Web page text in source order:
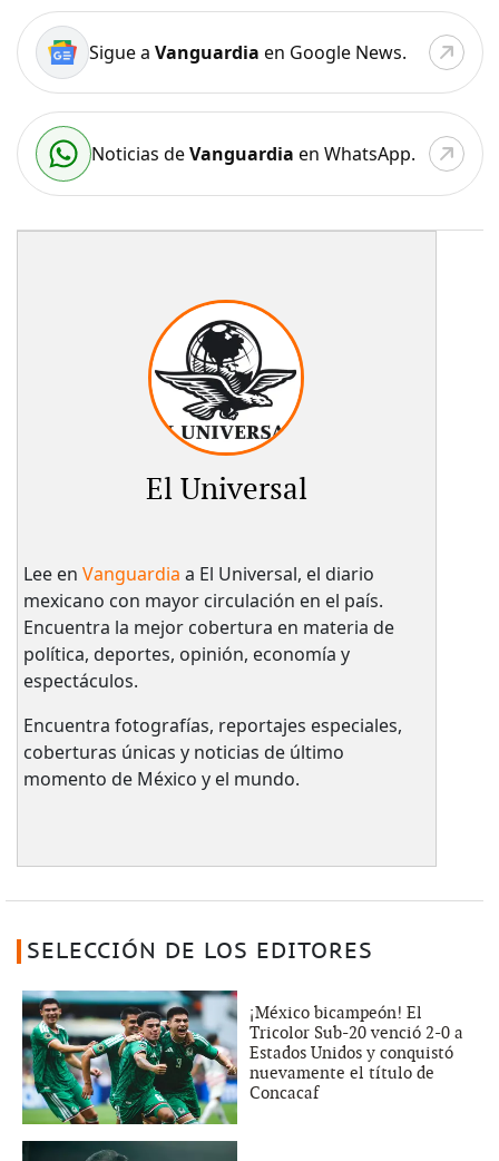
Sigue a Vanguardia en Google News.
Noticias deVanguardia en WhatsApp.
El Universal
Lee en Vanguardia a El Universal, el diario
mexicano con mayor circulación en el país.​
Encuentra la mejor cobertura en materia de
política, deportes, opinión, economía y
espectáculos.
Encuentra fotografías, reportajes especiales,
coberturas únicas y noticias de último
momento de México y el mundo.
SELECCIÓN DE LOS EDITORES
¡México bicampeón! El
Tricolor Sub-20 venció 2-0 a
Estados Unidos y conquistó
nuevamente el título de
Concacaf